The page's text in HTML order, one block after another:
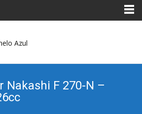
Nakashi F 270-N –